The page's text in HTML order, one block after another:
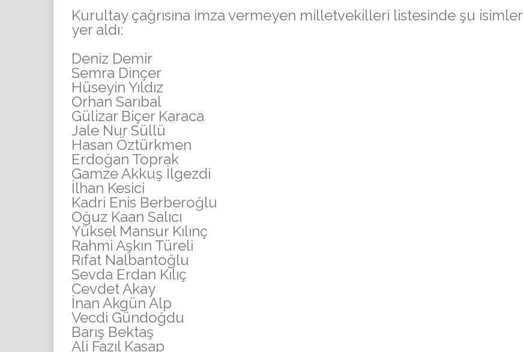
Kurultay çağrısına imza vermeyen milletvekilleri listesinde şu isimler
yer aldı:
Deniz Demir
Semra Dinçer
Hüseyin Yıldız
Orhan Sarıbal
Gülizar Biçer Karaca
Jale Nur Süllü
Hasan Öztürkmen
Erdoğan Toprak
Gamze Akkuş İlgezdi
İlhan Kesici
Kadri Enis Berberoğlu
Oğuz Kaan Salıcı
Yüksel Mansur Kılınç
Rahmi Aşkın Türeli
Rıfat Nalbantoğlu
Sevda Erdan Kılıç
Cevdet Akay
İnan Akgün Alp
Vecdi Gündoğdu
Barış Bektaş
Ali Fazıl Kasap